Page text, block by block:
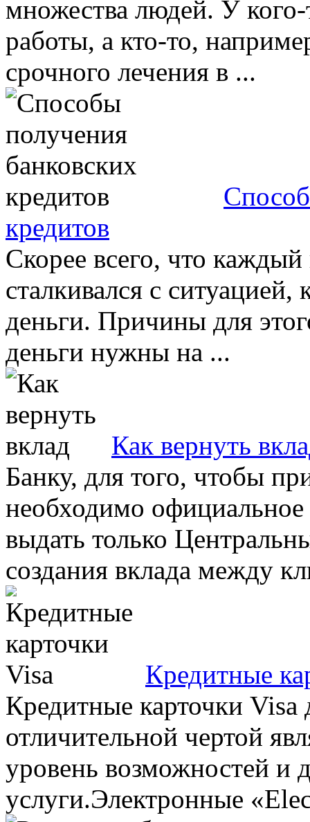
множества людей. У кого-
работы, а кто-то,
срочного лечения в ...
кредитов
Скорее всего, что
сталкивался с
деньги. Причины для
деньги нужны на ...
Как вернуть
Банку, для того, чтобы
необходимо
выдать только
создания вклада между
Кредитные
Кредитные карточки Visa
отличительной чертой
уровень возможностей и
услуги.Электронные